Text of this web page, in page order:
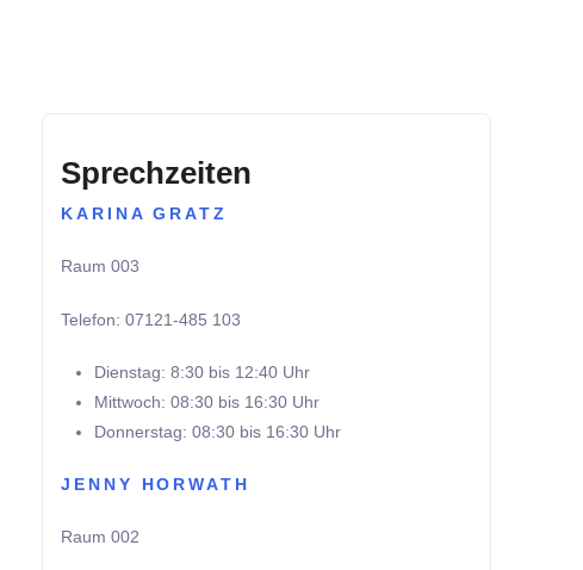
Sprechzeiten
KARINA GRATZ
Raum 003
Telefon: 07121-485 103
Dienstag: 8:30 bis 12:40 Uhr
Mittwoch: 08:30 bis 16:30 Uhr
Donnerstag: 08:30 bis 16:30 Uhr
JENNY HORWATH
Raum 002